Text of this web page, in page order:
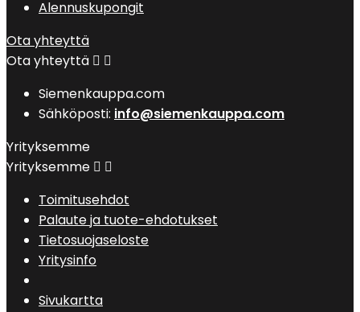
Alennuskupongit
Ota yhteyttä
Ota yhteyttä  
Siemenkauppa.com
Sähköposti: info@siemenkauppa.com
Yrityksemme
Yrityksemme  
Toimitusehdot
Palaute ja tuote-ehdotukset
Tietosuojaseloste
Yritysinfo
Sivukartta